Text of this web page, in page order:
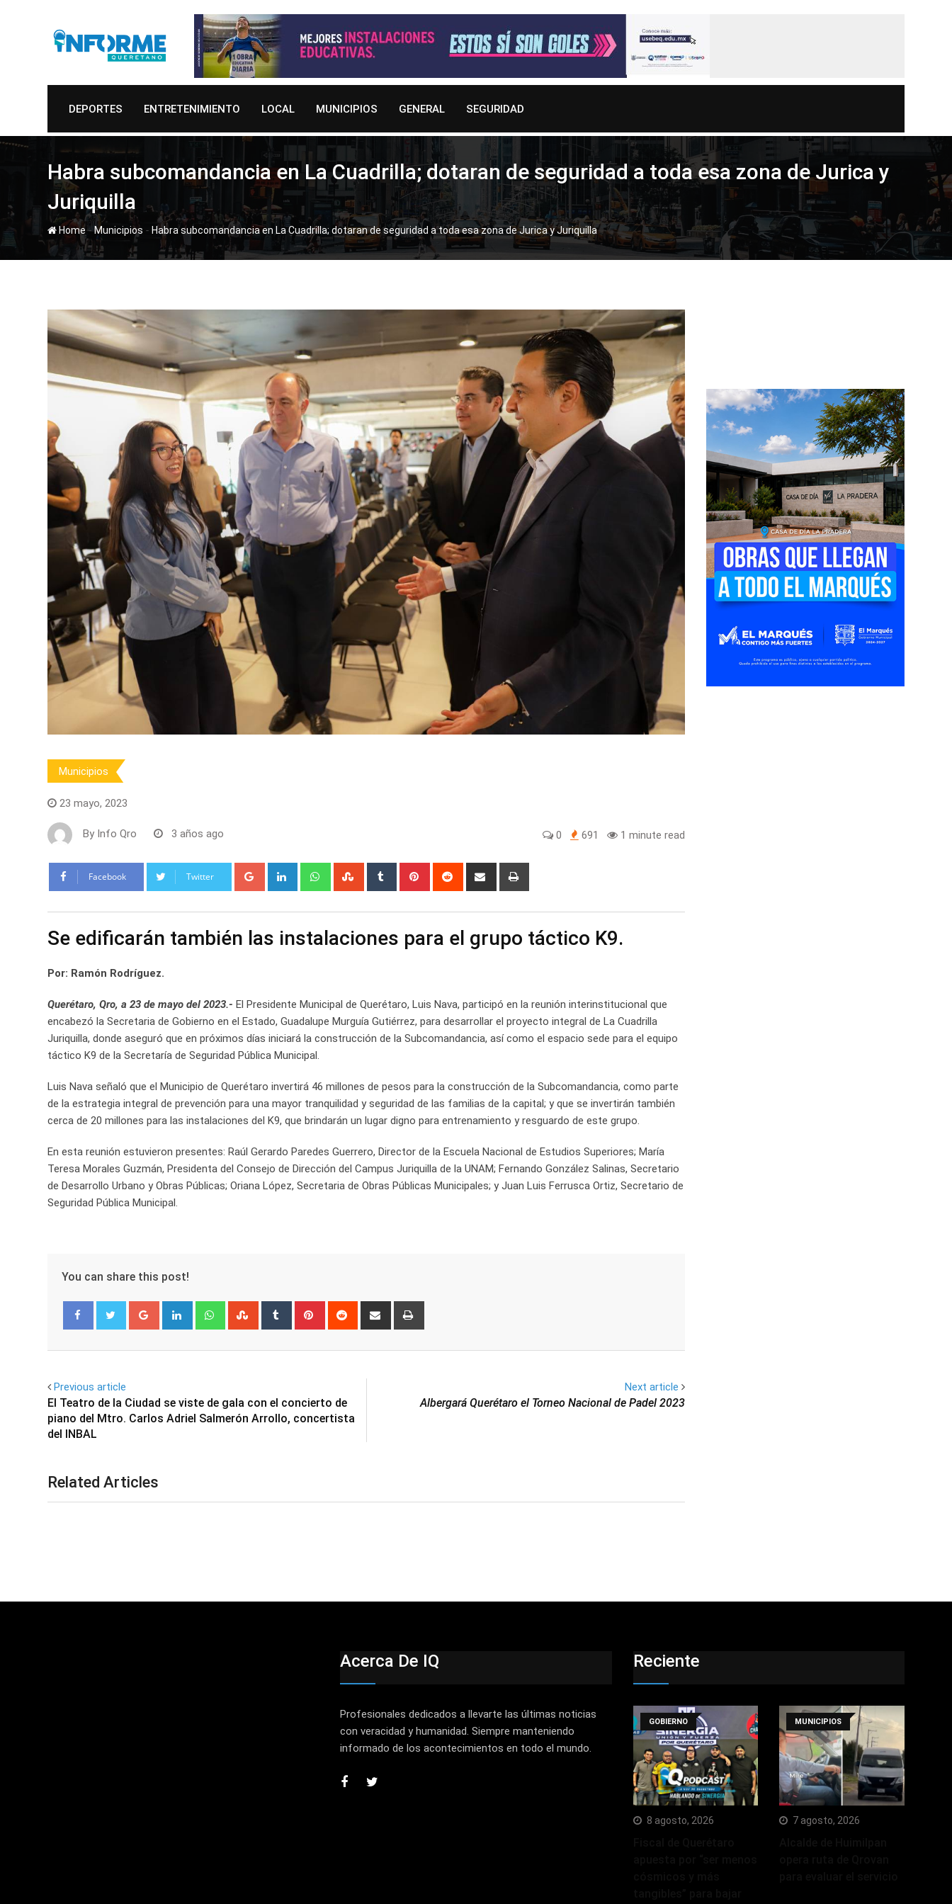
DEPORTES ENTRETENIMIENTO LOCAL MUNICIPIOS GENERAL SEGURIDAD
Habra subcomandancia en La Cuadrilla; dotaran de seguridad a toda esa zona de Jurica y
Juriquilla
Home-Municipios - Habra subcomandancia en La Cuadrilla; dotaran de seguridad a toda esa zona de Jurica y Juriquilla
Municipios
23 mayo, 2023
By Info Qro 3 años ago 0 691 1 minute read
Facebook Twitter Google+ LinkedIn WhatsappStumbleUpon
Tumblr Pinterest Reddit
Share
Se edificarán también las instalaciones para el grupo táctico K9.
Por: Ramón Rodríguez.
Querétaro, Qro, a 23 de mayo del 2023.- El Presidente Municipal de Querétaro, Luis Nava, participó en la reunión interinstitucional que
encabezó la Secretaria de Gobierno en el Estado, Guadalupe Murguía Gutiérrez, para desarrollar el proyecto integral de La Cuadrilla
Juriquilla, donde aseguró que en próximos días iniciará la construcción de la Subcomandancia, así como el espacio sede para el equipo
táctico K9 de la Secretaría de Seguridad Pública Municipal.
Luis Nava señaló que el Municipio de Querétaro invertirá 46 millones de pesos para la construcción de la Subcomandancia, como parte
de la estrategia integral de prevención para una mayor tranquilidad y seguridad de las familias de la capital; y que se invertirán también
cerca de 20 millones para las instalaciones del K9, que brindarán un lugar digno para entrenamiento y resguardo de este grupo.
En esta reunión estuvieron presentes: Raúl Gerardo Paredes Guerrero, Director de la Escuela Nacional de Estudios Superiores; María
Teresa Morales Guzmán, Presidenta del Consejo de Dirección del Campus Juriquilla de la UNAM; Fernando González Salinas, Secretario
de Desarrollo Urbano y Obras Públicas; Oriana López, Secretaria de Obras Públicas Municipales; y Juan Luis Ferrusca Ortiz, Secretario de
Seguridad Pública Municipal.
You can share this post!
Google+ LinkedIn WhatsappStumbleUpon
Tumblr Pinterest Reddit
Share
Previous article
El Teatro de la Ciudad se viste de gala con el concierto de
piano del Mtro. Carlos Adriel Salmerón Arrollo, concertista
del INBAL
Next article
Albergará Querétaro el Torneo Nacional de Padel 2023
Related Articles
Acerca De IQ
Profesionales dedicados a llevarte las últimas noticias
con veracidad y humanidad. Siempre manteniendo
informado de los acontecimientos en todo el mundo.
Reciente
GOBIERNO
8 agosto, 2026
MUNICIPIOS
7 agosto, 2026